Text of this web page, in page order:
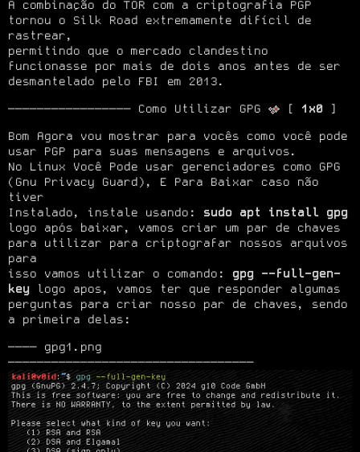
A combinação do TOR com a criptografia PGP
tornou o Silk Road extremamente difícil de
rastrear,
permitindo que o mercado clandestino
funcionasse por mais de dois anos antes de ser
desmantelado pelo FBI em 2013.
───────────────── Como Utilizar GPG [ 1x0 ]
Bom Agora vou mostrar para vocês como você pode
usar PGP para suas mensagens e arquivos.
No Linux Você Pode usar gerenciadores como GPG
(Gnu Privacy Guard), E Para Baixar caso não
tiver
Instalado, instale usando: sudo apt install gpg
logo após baixar, vamos criar um par de chaves
para utilizar para criptografar nossos arquivos
para
isso vamos utilizar o comando: gpg --full-gen-
key logo apos, vamos ter que responder algumas
perguntas para criar nosso par de chaves, sendo
a primeira delas:
──── gpg1.png